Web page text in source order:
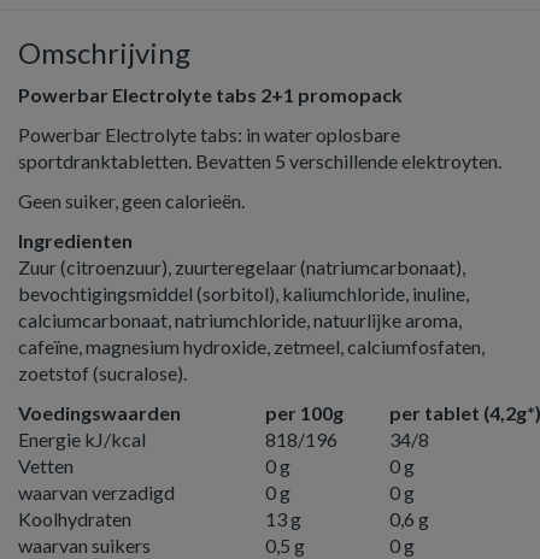
Omschrijving
Powerbar Electrolyte tabs 2+1 promopack
Powerbar Electrolyte tabs: in water oplosbare
sportdranktabletten. Bevatten 5 verschillende elektroyten.
Geen suiker, geen calorieën.
Ingredienten
Zuur (citroenzuur), zuurteregelaar (natriumcarbonaat),
bevochtigingsmiddel (sorbitol), kaliumchloride, inuline,
calciumcarbonaat, natriumchloride, natuurlijke aroma,
cafeïne, magnesium hydroxide, zetmeel, calciumfosfaten,
zoetstof (sucralose).
Voedingswaarden
per 100g
per tablet (4,2g*)
Energie kJ/kcal
818/196
34/8
Vetten
0 g
0 g
waarvan verzadigd
0 g
0 g
Koolhydraten
13 g
0,6 g
waarvan suikers
0,5 g
0 g